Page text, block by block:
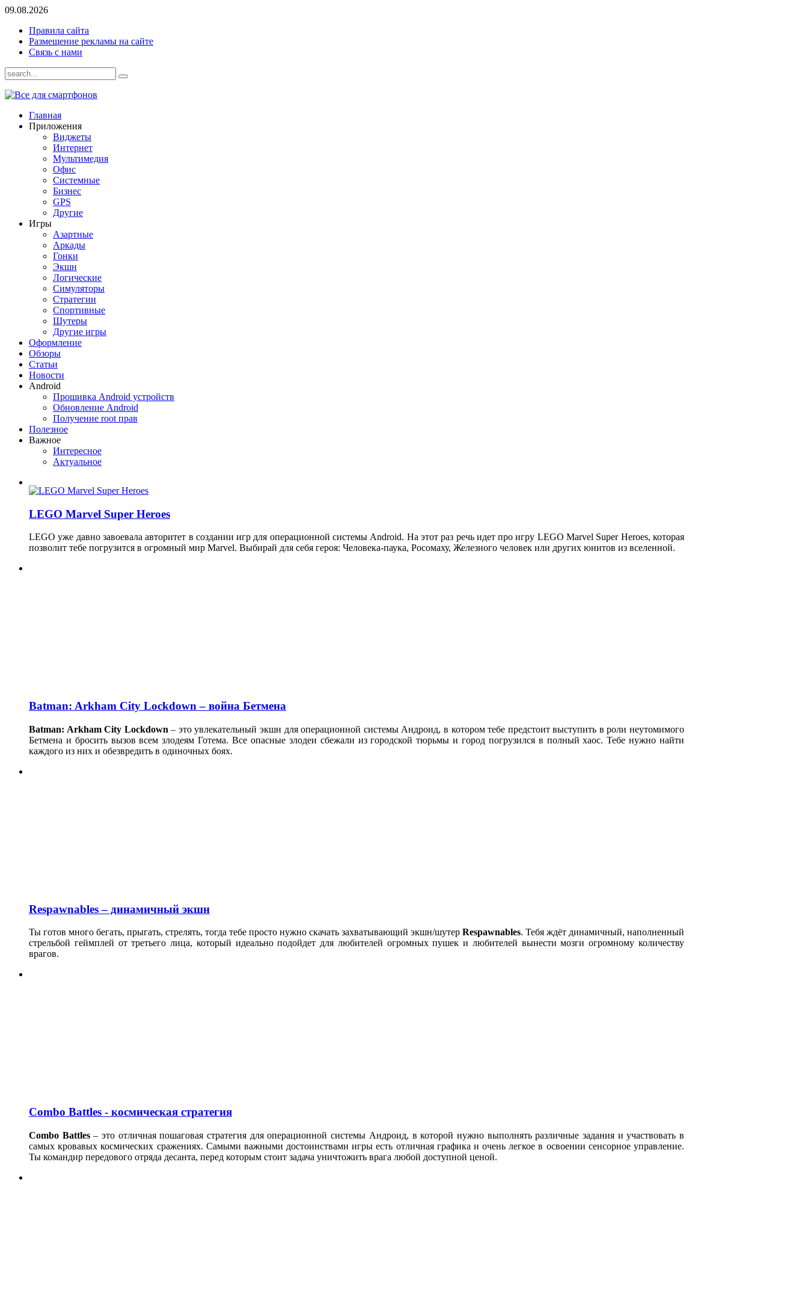
09.08.2026
Правила сайта
Размещение рекламы на сайте
Связь с нами
Главная
Приложения
Виджеты
Интернет
Мультимедия
Офис
Системные
Бизнес
GPS
Другие
Игры
Азартные
Аркады
Гонки
Экшн
Логические
Симуляторы
Стратегии
Спортивные
Шутеры
Другие игры
Оформление
Обзоры
Статьи
Новости
Android
Прошивка Android устройств
Обновление Android
Получение root прав
Полезное
Важное
Интересное
Актуальное
LEGO Marvel Super Heroes
LEGO уже давно завоевала авторитет в создании игр для операционной системы Android. На этот раз речь идет про игру LEGO Marvel Super Heroes, которая
позволит тебе погрузится в огромный мир Marvel. Выбирай для себя героя: Человека-паука, Росомаху, Железного человек или других юнитов из вселенной.
Batman: Arkham City Lockdown – война Бетмена
Batman: Arkham City Lockdown– это увлекательный экшн для операционной системы Андроид, в котором тебе предстоит выступить в роли неутомимого
Бетмена и бросить вызов всем злодеям Готема. Все опасные злодеи сбежали из городской тюрьмы и город погрузился в полный хаос. Тебе нужно найти
каждого из них и обезвредить в одиночных боях.
Respawnables – динамичный экшн
Ты готов много бегать, прыгать, стрелять, тогда тебе просто нужно скачать захватывающий экшн/шутер Respawnables. Тебя ждёт динамичный, наполненный
стрельбой геймплей от третьего лица, который идеально подойдет для любителей огромных пушек и любителей вынести мозги огромному количеству
врагов.
Combo Battles - космическая стратегия
Combo Battles– это отличная пошаговая стратегия для операционной системы Андроид, в которой нужно выполнять различные задания и участвовать в
самых кровавых космических сражениях. Самыми важными достоинствами игры есть отличная графика и очень легкое в освоении сенсорное управление.
Ты командир передового отряда десанта, перед которым стоит задача уничтожить врага любой доступной ценой.